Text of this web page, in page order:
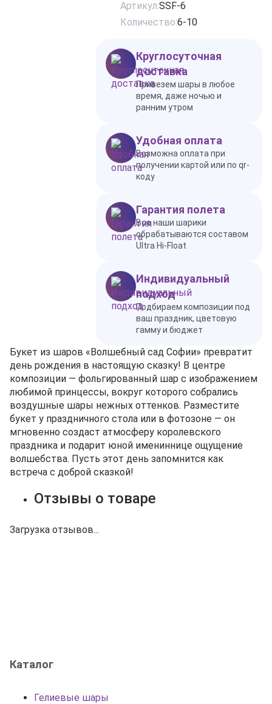
Артикул:SSF-6
Количество:6-10
Круглосуточная
доставка
Привезем шары в любое
время, даже ночью и
ранним утром
Удобная оплата
Возможна оплата при
получении картой или по qr-
коду
Гарантия полета
Все наши шарики
обрабатываются составом
Ultra Hi-Float
Индивидуальный
подход
Подбираем композиции под
ваш праздник, цветовую
гамму и бюджет
Букет из шаров «Волшебный сад Софии» превратит
день рождения в настоящую сказку! В центре
композиции — фольгированный шар с изображением
любимой принцессы, вокруг которого собрались
воздушные шары нежных оттенков. Разместите
букет у праздничного стола или в фотозоне — он
мгновенно создаст атмосферу королевского
праздника и подарит юной имениннице ощущение
волшебства. Пусть этот день запомнится как
встреча с доброй сказкой!
Отзывы о товаре
Загрузка отзывов...
Каталог
Гелиевые шары